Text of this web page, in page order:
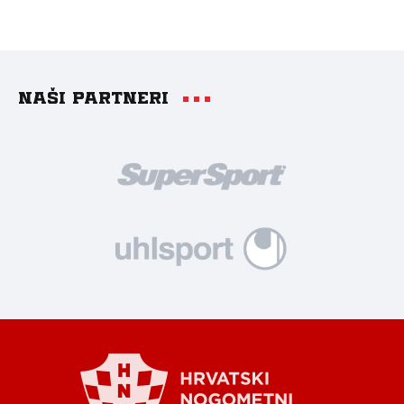
Naši partneri